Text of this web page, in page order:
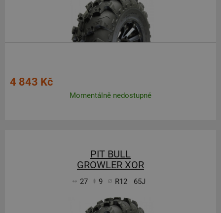
4 843 Kč
Momentálně nedostupné
PIT BULL
GROWLER XOR
27 9 R12 65J